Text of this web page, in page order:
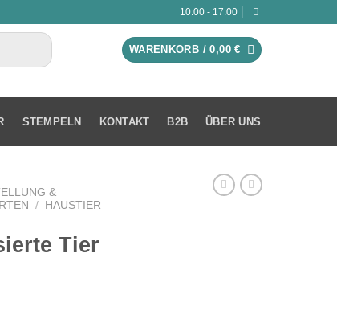
10:00 - 17:00
WARENKORB /0,00€
STEMPELN KONTAKT B2B ÜBER UNS
&
/
HAUSTIER
Tier